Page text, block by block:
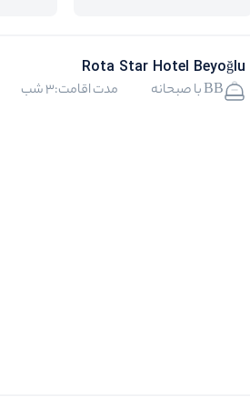
Rota Star Hotel Beyoğlu
BB با صبحانه مدت اقامت:3 شب